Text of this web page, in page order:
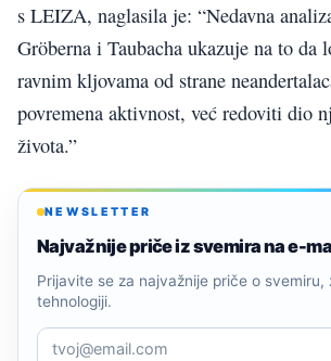
s LEIZA, naglasila je: “Nedavna
Gröberna i Taubacha ukazuje na to da
ravnim kljovama od strane
povremena aktivnost, već redoviti dio
života.”
NEWSLETTER
Najvažnije priče iz svemira na e-
Prijavite se za najvažnije priče o svemiru,
tehnologiji.